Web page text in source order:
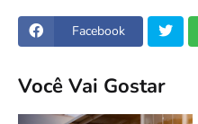
Facebook
Você Vai Gostar